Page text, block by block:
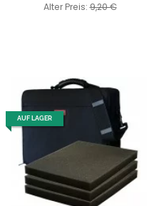
Alter Preis:9,20 €
AUF LAGER